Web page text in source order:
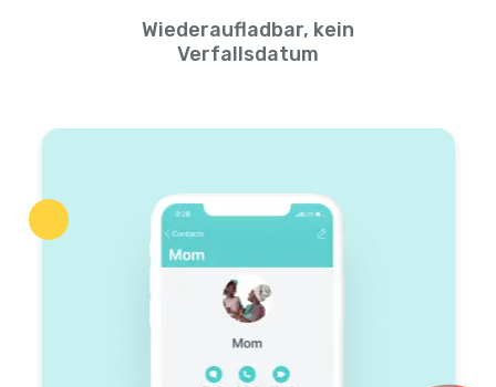
Wiederaufladbar, kein
Verfallsdatum